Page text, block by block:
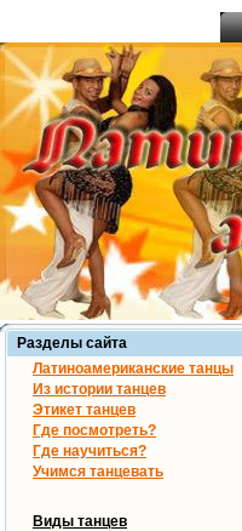
Разделы сайта
Латиноамериканские танцы
Из истории танцев
Этикет танцев
Где посмотреть?
Где научиться?
Учимся танцевать
Виды танцев